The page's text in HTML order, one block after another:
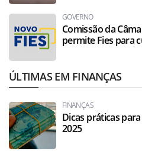
GOVERNO
Comissão da
permite Fies para
ÚLTIMAS EM FINANÇAS
FINANÇAS
Dicas práticas
2025